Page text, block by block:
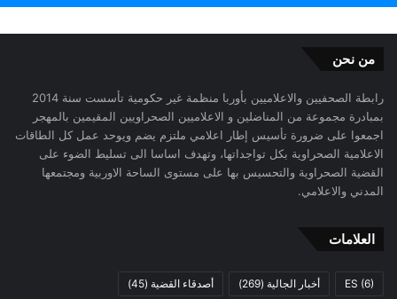
من نحن
رابطة الصحفيين والاعلاميين بأوربا منظمة غير حكومية تأسست سنة 2014
بمبادرة مجموعة من المناضلين و الاعلاميين الصحراويين المقيمين بالمهجر
اجمعوا على ضرورة تأسيس إطار اعلامي ملتزم يضم ويوحد عمل كل الطاقات
الاعلامية الصحراوية بكل تواجداتها، وتهدف اساسا الى تسليط الضوء على
القضية الصحراوية والتحسيس بها على مستوى الساحة الاوربية ومجتمعها
المدني والاعلامي.
العلامات
ES (6) أخبار الجالية (269) أصدقاء القضية (45)